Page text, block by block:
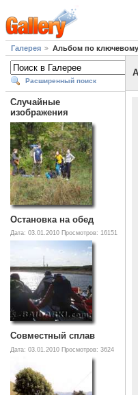
Галерея Альбом по
Расширенный поиск
Случайные
изображения
Остановка на обед
Дата: 03.01.2010 Просмотров: 16151
Совместный сплав
Дата: 03.01.2010 Просмотров: 3624